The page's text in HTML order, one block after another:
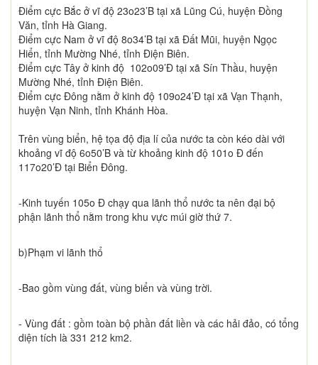
Điểm cực Bắc ở vĩ độ 23o23’B tại xã Lũng Cú, huyện Đồng
Văn, tỉnh Hà Giang.
Điểm cực Nam ở vĩ độ 8o34’B tại xã Đất Mũi, huyện Ngọc
Hiển, tỉnh Mường Nhé, tỉnh Điện Biên.
Điểm cực Tây ở kinh độ 102o09’Đ tại xã Sín Thầu, huyện
Mường Nhé, tỉnh Điện Biên.
Điểm cực Đông nằm ở kinh độ 109o24’Đ tại xã Vạn Thạnh,
huyện Vạn Ninh, tỉnh Khánh Hòa.
Trên vùng biển, hệ tọa độ địa lí của nước ta còn kéo dài với
khoảng vĩ độ 6o50’B và từ khoảng kinh độ 101o Đ đến
117o20’Đ tại Biển Đông.
-Kinh tuyến 105o Đ chạy qua lãnh thổ nước ta nên đại bộ
phận lãnh thổ nằm trong khu vực múi giờ thứ 7.
b)Phạm vi lãnh thổ
-Bao gồm vùng đất, vùng biển và vùng trời.
- Vùng đất : gồm toàn bộ phần đất liền và các hải đảo, có tổng
diện tích là 331 212 km2.